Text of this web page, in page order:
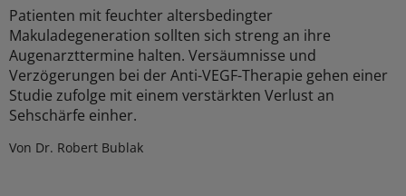
Patienten mit feuchter altersbedingter
Makuladegeneration sollten sich streng an ihre
Augenarzttermine halten. Versäumnisse und
Verzögerungen bei der Anti-VEGF-Therapie gehen einer
Studie zufolge mit einem verstärkten Verlust an
Sehschärfe einher.
Von Dr. Robert Bublak